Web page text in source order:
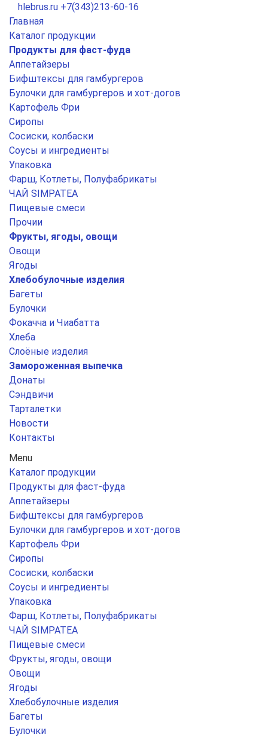
hlebrus.ru +7(343)213-60-16
Главная
Каталог продукции
Продукты для фаст-фуда
Аппетайзеры
Бифштексы для гамбургеров
Булочки для гамбургеров и хот-догов
Картофель Фри
Сиропы
Сосиски, колбаски
Соусы и ингредиенты
Упаковка
Фарш, Котлеты, Полуфабрикаты
ЧАЙ SIMPATEA
Пищевые смеси
Прочии
Фрукты, ягоды, овощи
Овощи
Ягоды
Хлебобулочные изделия
Багеты
Булочки
Фокачча и Чиабатта
Хлеба
Слоёные изделия
Замороженная выпечка
Донаты
Сэндвичи
Тарталетки
Новости
Контакты
Menu
Каталог продукции
Продукты для фаст-фуда
Аппетайзеры
Бифштексы для гамбургеров
Булочки для гамбургеров и хот-догов
Картофель Фри
Сиропы
Сосиски, колбаски
Соусы и ингредиенты
Упаковка
Фарш, Котлеты, Полуфабрикаты
ЧАЙ SIMPATEA
Пищевые смеси
Фрукты, ягоды, овощи
Овощи
Ягоды
Хлебобулочные изделия
Багеты
Булочки